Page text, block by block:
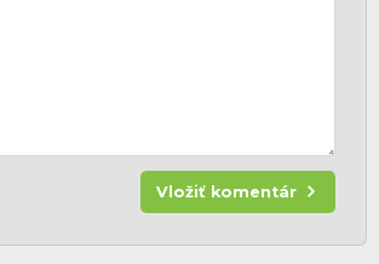
Vložiť komentár